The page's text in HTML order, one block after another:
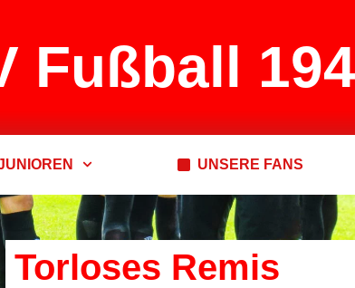
Fußball
UNSERE FANS
Torloses Remis